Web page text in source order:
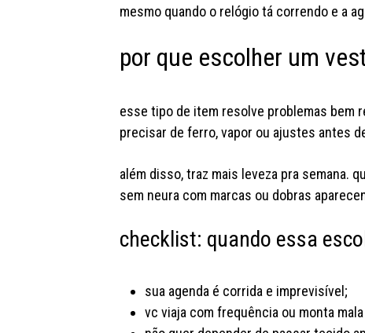
mesmo quando o relógio tá correndo e a
por que escolher um
esse tipo de item resolve problemas bem
precisar de ferro, vapor ou ajustes antes
além disso, traz mais leveza pra semana.
sem neura com marcas ou dobras
checklist: quando essa
sua agenda é corrida e imprevisível;
vc viaja com frequência ou monta